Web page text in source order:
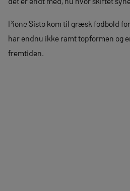
Pione Sisto kom til græsk fodbold
har endnu ikke ramt topformen og
fremtiden.